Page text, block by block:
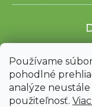
Používame
pohodlné
analýze
použiteľnosť.